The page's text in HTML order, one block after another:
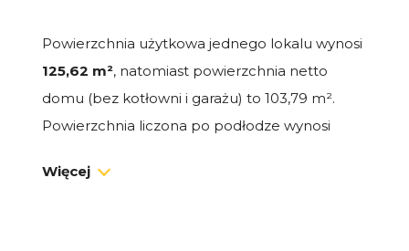
Powierzchnia użytkowa jednego lokalu wynosi
125,62 m², natomiast powierzchnia netto
domu (bez kotłowni i garażu) to 103,79 m².
Powierzchnia liczona po podłodze wynosi
Więcej